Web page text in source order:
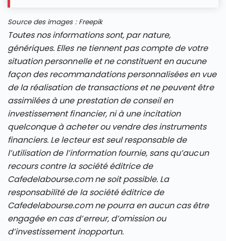
Source des images : Freepik
Toutes nos informations sont, par nature,
génériques. Elles ne tiennent pas compte de votre
situation personnelle et ne constituent en aucune
façon des recommandations personnalisées en vue
de la réalisation de transactions et ne peuvent être
assimilées à une prestation de conseil en
investissement financier, ni à une incitation
quelconque à acheter ou vendre des instruments
financiers. Le lecteur est seul responsable de
l’utilisation de l’information fournie, sans qu’aucun
recours contre la société éditrice de
Cafedelabourse.com ne soit possible. La
responsabilité de la société éditrice de
Cafedelabourse.com ne pourra en aucun cas être
engagée en cas d’erreur, d’omission ou
d’investissement inopportun.